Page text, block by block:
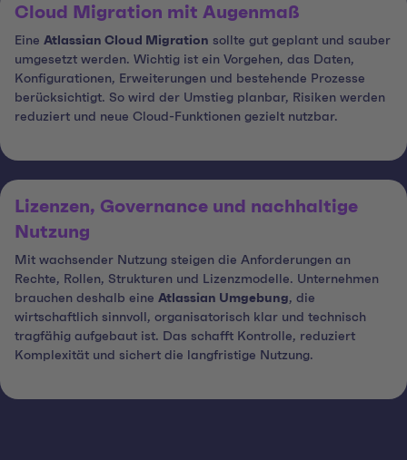
Cloud Migration mit Augenmaß
Eine Atlassian Cloud Migration sollte gut geplant und sauber
umgesetzt werden. Wichtig ist ein Vorgehen, das Daten,
Konfigurationen, Erweiterungen und bestehende Prozesse
berücksichtigt. So wird der Umstieg planbar, Risiken werden
reduziert und neue Cloud-Funktionen gezielt nutzbar.
Lizenzen, Governance und nachhaltige
Nutzung
Mit wachsender Nutzung steigen die Anforderungen an
Rechte, Rollen, Strukturen und Lizenzmodelle. Unternehmen
brauchen deshalb eine Atlassian Umgebung, die
wirtschaftlich sinnvoll, organisatorisch klar und technisch
tragfähig aufgebaut ist. Das schafft Kontrolle, reduziert
Komplexität und sichert die langfristige Nutzung.